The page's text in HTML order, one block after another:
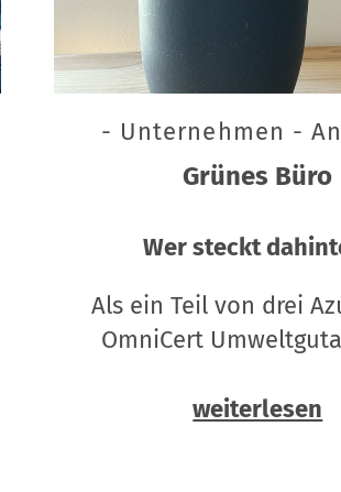
- Unternehmen -
Grünes Büro
Wer steckt
Als ein Teil von drei
OmniCert
weiterlesen